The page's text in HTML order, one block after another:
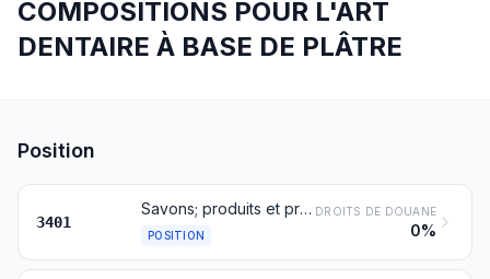
COMPOSITIONS POUR L'ART
DENTAIRE À BASE DE PLÂTRE
Position
3401
Savons; produits et préparations organiques tensio-actifs à usage de savon, en barres, en pains, en morceaux ou en sujets frappés, même contenant du savon; produits et préparations organiques tensio-actifs destinés au lavage de la peau, sous forme de liquide ou de crème, conditionnés pour la vente au détail, même contenant du savon; papier, ouates, feutres et nontissés, imprégnés, enduits ou recouverts de savon ou de détergents
POSITION
DROITS DE DOUANE
0%